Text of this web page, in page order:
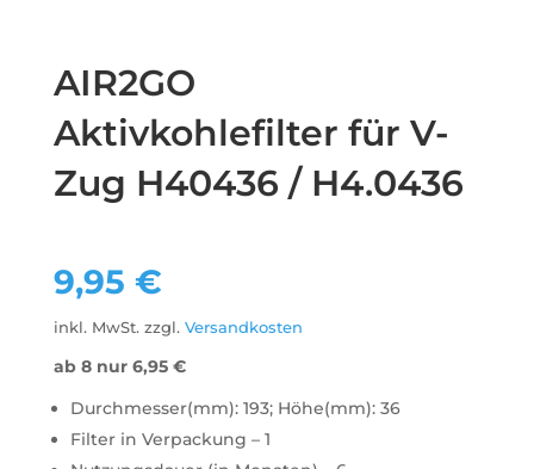
AIR2GO
Aktivkohlefilter für V-
Zug H40436 / H4.0436
9,95 €
inkl. MwSt. zzgl. Versandkosten
ab 8 nur 6,95 €
Durchmesser(mm): 193; Höhe(mm): 36
Filter in Verpackung – 1